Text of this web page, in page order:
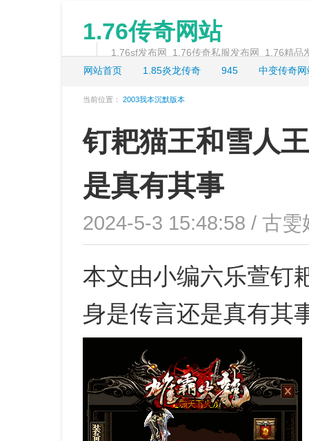
1.76传奇网站
1.76sf发布网_1.76传奇私服发布网_1.76精
网站首页
1.85炎龙传奇 945 中变传奇网
当前位置： 2003我本沉默版本
钉耙猫王和雪人
是真有其事
2024-5-3 15:48:58 / 古
本文由小编六乐萱钉
身是传言还是真有其